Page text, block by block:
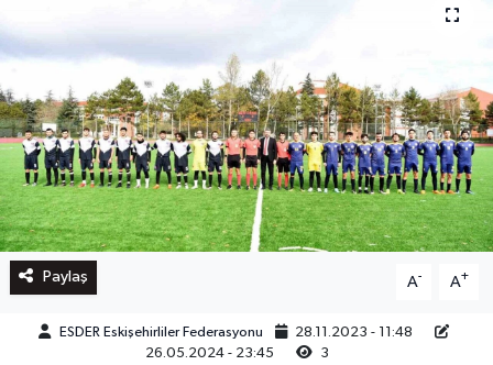
Paylaş A- A+
ESDER Eskişehirliler Federasyonu
28.11.2023 - 11:48
26.05.2024 - 23:45
3